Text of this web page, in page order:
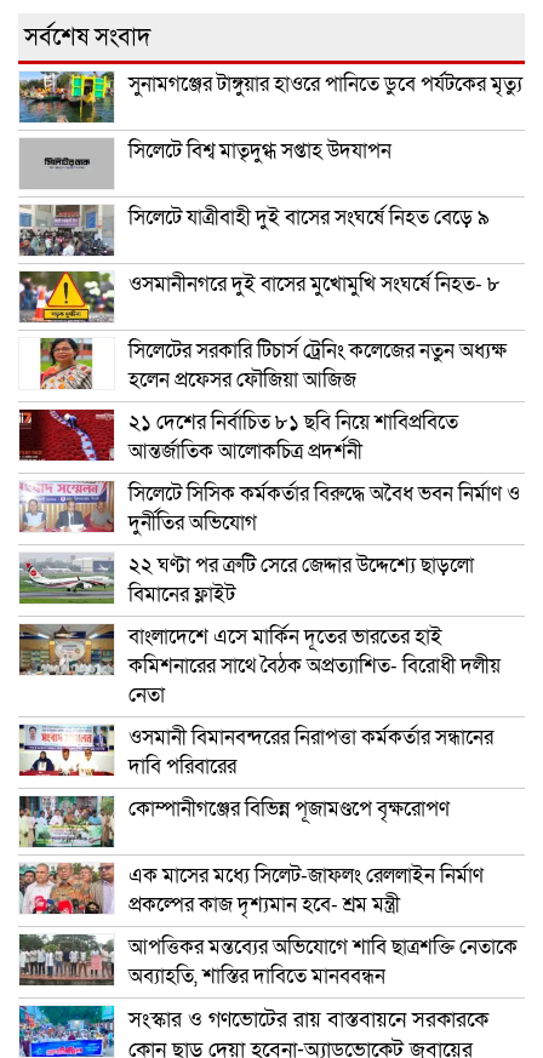
সর্বশেষ সংবাদ
সুনামগঞ্জের টাঙ্গুয়ার হাওরে পানিতে ডুবে পর্যটকের মৃত্যু
সিলেটে বিশ্ব মাতৃদুগ্ধ সপ্তাহ উদযাপন
সিলেটে যাত্রীবাহী দুই বাসের সংঘর্ষে নিহত বেড়ে ৯
ওসমানীনগরে দুই বাসের মুখোমুখি সংঘর্ষে নিহত- ৮
সিলেটের সরকারি টিচার্স ট্রেনিং কলেজের নতুন অধ্যক্ষ
হলেন প্রফেসর ফৌজিয়া আজিজ
২১ দেশের নির্বাচিত ৮১ ছবি নিয়ে শাবিপ্রবিতে
আন্তর্জাতিক আলোকচিত্র প্রদর্শনী
সিলেটে সিসিক কর্মকর্তার বিরুদ্ধে অবৈধ ভবন নির্মাণ ও
দুর্নীতির অভিযোগ
২২ ঘণ্টা পর ত্রুটি সেরে জেদ্দার উদ্দেশ্যে ছাড়লো
বিমানের ফ্লাইট
বাংলাদেশে এসে মার্কিন দূতের ভারতের হাই
কমিশনারের সাথে বৈঠক অপ্রত্যাশিত- বিরোধী দলীয়
নেতা
ওসমানী বিমানবন্দরের নিরাপত্তা কর্মকর্তার সন্ধানের
দাবি পরিবারের
কোম্পানীগঞ্জের বিভিন্ন পূজামণ্ডপে বৃক্ষরোপণ
এক মাসের মধ্যে সিলেট-জাফলং রেললাইন নির্মাণ
প্রকল্পের কাজ দৃশ্যমান হবে- শ্রম মন্ত্রী
আপত্তিকর মন্তব্যের অভিযোগে শাবি ছাত্রশক্তি নেতাকে
অব্যাহতি, শাস্তির দাবিতে মানববন্ধন
সংস্কার ও গণভোটের রায় বাস্তবায়নে সরকারকে
কোন ছাড় দেয়া হবেনা-অ্যাডভোকেট জুবায়ের